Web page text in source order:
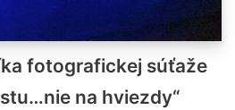
fotografickej súťaže
na hviezdy“